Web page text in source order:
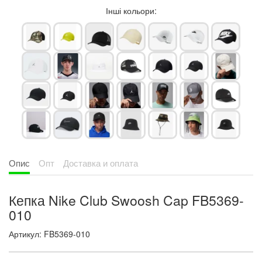
Інші кольори:
Опис Опт Доставка и оплата
Кепка Nike Club Swoosh Cap FB5369-
010
Артикул: FB5369-010